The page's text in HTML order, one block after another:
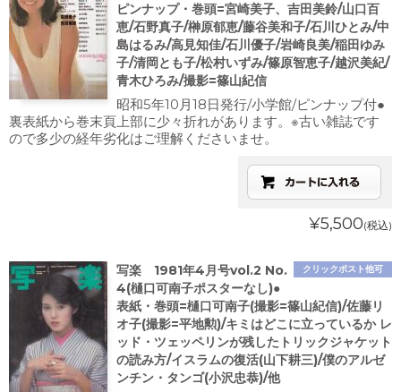
ピンナップ・巻頭=宮崎美子、吉田美鈴/山口百
恵/石野真子/榊原郁恵/藤谷美和子/石川ひとみ/中
島はるみ/高見知佳/石川優子/岩崎良美/稲田ゆみ
子/清岡とも子/松村いずみ/篠原智恵子/越沢美紀/
青木ひろみ/撮影=篠山紀信
昭和5年10月18日発行/小学館/ピンナップ付●
裏表紙から巻末頁上部に少々折れがあります。※古い雑誌です
ので多少の経年劣化はご理解くださいませ。
¥5,500(税込)
クリックポスト他可
写楽 1981年4月号vol.2 No.
4(樋口可南子ポスターなし)●
表紙・巻頭=樋口可南子(撮影=篠山紀信)/佐藤リ
オ子(撮影=平地勲)/キミはどこに立っているか レ
ッド・ツェッペリンが残したトリックジャケット
の読み方/イスラムの復活(山下耕三)/僕のアルゼ
ンチン・タンゴ(小沢忠恭)/他